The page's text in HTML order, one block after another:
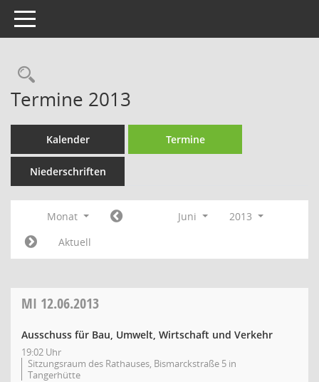
Toggle navigation
Rechercheauswahl
Termine 2013
Kalender Termine
Niederschriften
Monat Juni
2013
Aktuell
MI 12.06.2013
Ausschuss für Bau, Umwelt, Wirtschaft und Verkehr
19:02 Uhr
Sitzungsraum des Rathauses, Bismarckstraße 5 in
Tangerhütte